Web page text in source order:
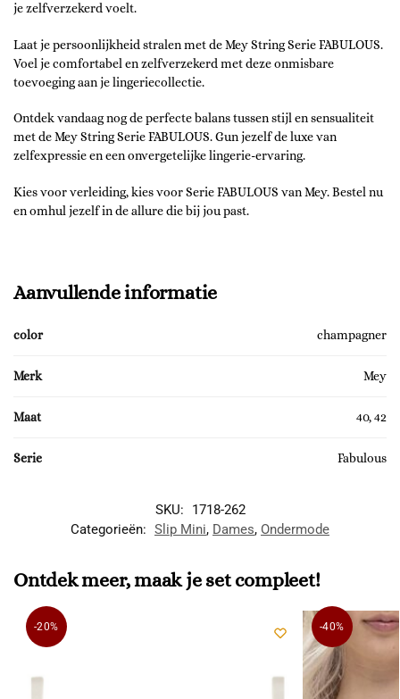
je zelfverzekerd voelt.
Laat je persoonlijkheid stralen met de Mey String Serie FABULOUS.
Voel je comfortabel en zelfverzekerd met deze onmisbare
toevoeging aan je lingeriecollectie.
Ontdek vandaag nog de perfecte balans tussen stijl en sensualiteit
met de Mey String Serie FABULOUS. Gun jezelf de luxe van
zelfexpressie en een onvergetelijke lingerie-ervaring.
Kies voor verleiding, kies voor Serie FABULOUS van Mey. Bestel nu
en omhul jezelf in de allure die bij jou past.
Aanvullende informatie
color champagner
Merk Mey
Maat 40, 42
Serie Fabulous
SKU:
1718-262
Categorieën: Slip Mini, Dames, Ondermode
Ontdek meer, maak je set compleet!
-20% -40%